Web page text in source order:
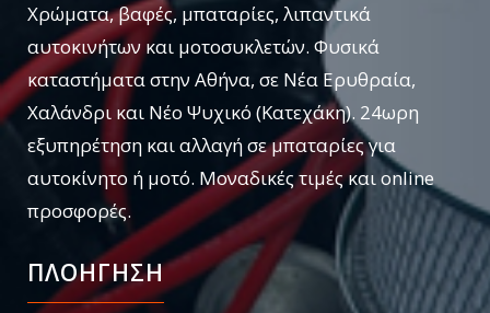
Χρώματα, βαφές, μπαταρίες, λιπαντικά
αυτοκινήτων και μοτοσυκλετών. Φυσικά
καταστήματα στην Αθήνα, σε Νέα Ερυθραία,
Χαλάνδρι και Νέο Ψυχικό (Κατεχάκη). 24ωρη
εξυπηρέτηση και αλλαγή σε μπαταρίες για
αυτοκίνητο ή μοτό. Μοναδικές τιμές και online
προσφορές.
ΠΛΟΗΓΗΣΗ